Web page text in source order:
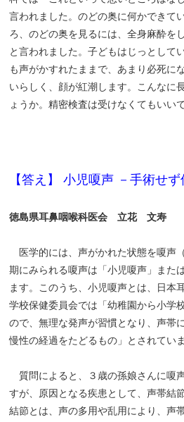
言われました。のどの奥に何かできて
ろ、のどの奥を見るには、全身麻酔を
と言われました。子どもはじっとして
も声がかすれたままで、あまり必死に
いらしく、顔が紅潮します。こんなに
ょうか。精密検査は受けなくてもいい
【答え】 小児嗄声 －手術せ
徳島県耳鼻咽喉科医会 立花 文寿
医学的には、声がかれた状態を嗄声
期にみられる嗄声は「小児嗄声」また
ます。このうち、小児嗄声とは、日本
学校保健委員会では「幼稚園から小学
ので、無理な発声が習慣となり、声帯
慢性の経過をたどるもの」とされていま
質問によると、３歳の孫娘さんに嗄
すが、原因となる疾患として、声帯結
結節とは、声の多用や乱用により、声